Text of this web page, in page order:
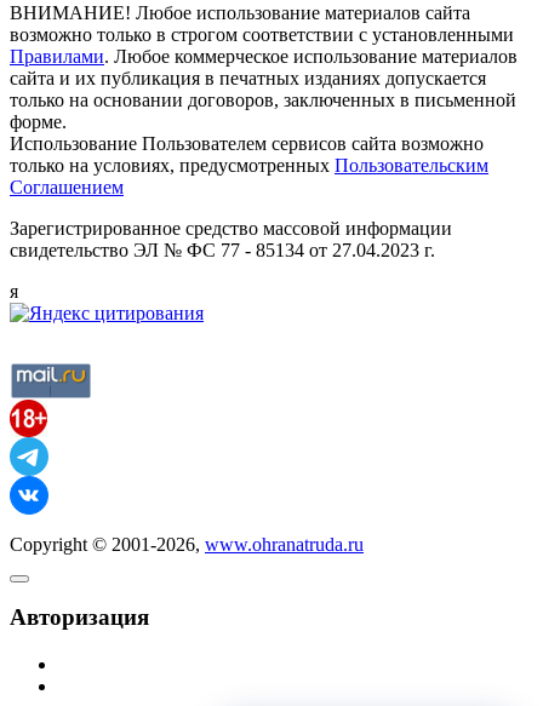
ВНИМАНИЕ! Любое использование материалов сайта
возможно только в строгом соответствии с установленными
Правилами. Любое коммерческое использование материалов
сайта и их публикация в печатных изданиях допускается
только на основании договоров, заключенных в письменной
форме.
Использование Пользователем сервисов сайта возможно
только на условиях, предусмотренных Пользовательским
Соглашением
Зарегистрированное средство массовой информации
свидетельство ЭЛ № ФС 77 - 85134 от 27.04.2023 г.
я
Copyright © 2001-2026, www.ohranatruda.ru
Авторизация